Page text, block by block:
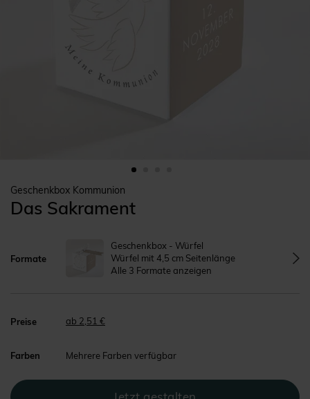
Geschenkbox Kommunion
Das Sakrament
Formate
Geschenkbox - Würfel
Würfel mit 4,5 cm Seitenlänge
Alle 3 Formate anzeigen
Preise ab 2,51 €
Farben Mehrere Farben verfügbar